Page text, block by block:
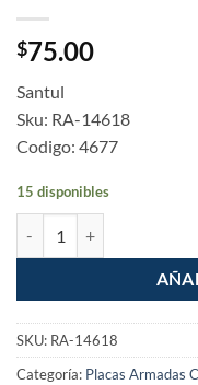
$75.00
Santul
Sku: RA-14618
Codigo: 4677
15 disponibles
SKU: RA-14618
Categoría: Placas Armadas